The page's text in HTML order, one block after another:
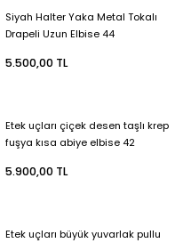
Siyah Halter Yaka Metal Tokalı
Drapeli Uzun Elbise 44
5.500,00 TL
Etek uçları çiçek desen taşlı krep
fuşya kısa abiye elbise 42
5.900,00 TL
Etek uçları büyük yuvarlak pullu